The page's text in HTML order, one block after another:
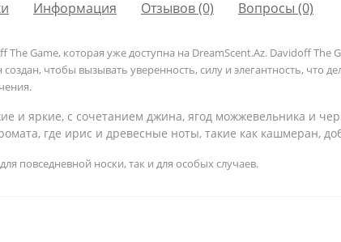
Информация Отзывов (0) Вопросы (0)
The Game, которая уже доступна на DreamScent.Az. Davidoff
чтобы вызывать уверенность, силу и элегантность,
и яркие, с сочетанием джина, ягод можжевельника и
где ирис и древесные ноты, такие как кашмеран,
повседневной носки, так и для особых случаев.